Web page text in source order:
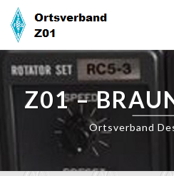
Skip
content
Z01 –
Ortsverband